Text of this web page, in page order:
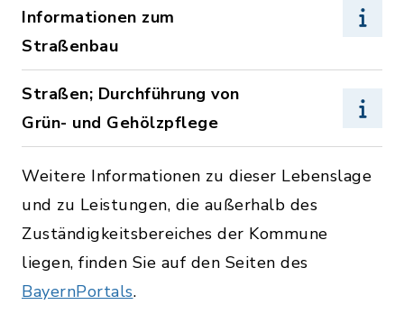
Informationen zum
Straßenbau
Straßen; Durchführung von
Grün- und Gehölzpflege
Weitere Informationen zu dieser Lebenslage
und zu Leistungen, die außerhalb des
Zuständigkeitsbereiches der Kommune
liegen, finden Sie auf den Seiten des
BayernPortals.